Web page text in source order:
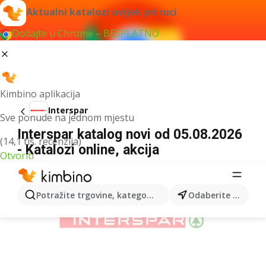
Aktualni katalozi uvijek pri ruci
Dodajte u Chrome – BESPLATNO
Kimbino aplikacija
Sve ponude na jednom mjestu
(14,1 tis. recenzija)
Otvoriti
Potražite trgovine, kategorije, proizvode... Odaberite grad
Interspar
Interspar katalog novi od 05.08.2026
- Katalozi online, akcija